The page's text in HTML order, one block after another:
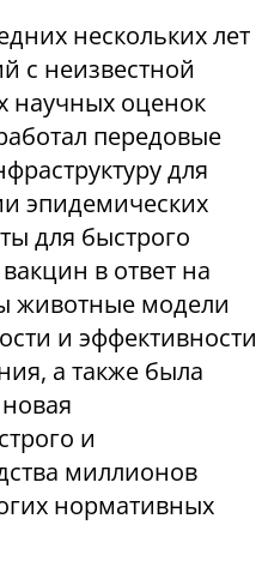
нескольких лет
с неизвестной
научных оценок
передовые
для
эпидемических
для быстрого
в ответ на
животные модели
и эффективности
а также была
и
миллионов
нормативных